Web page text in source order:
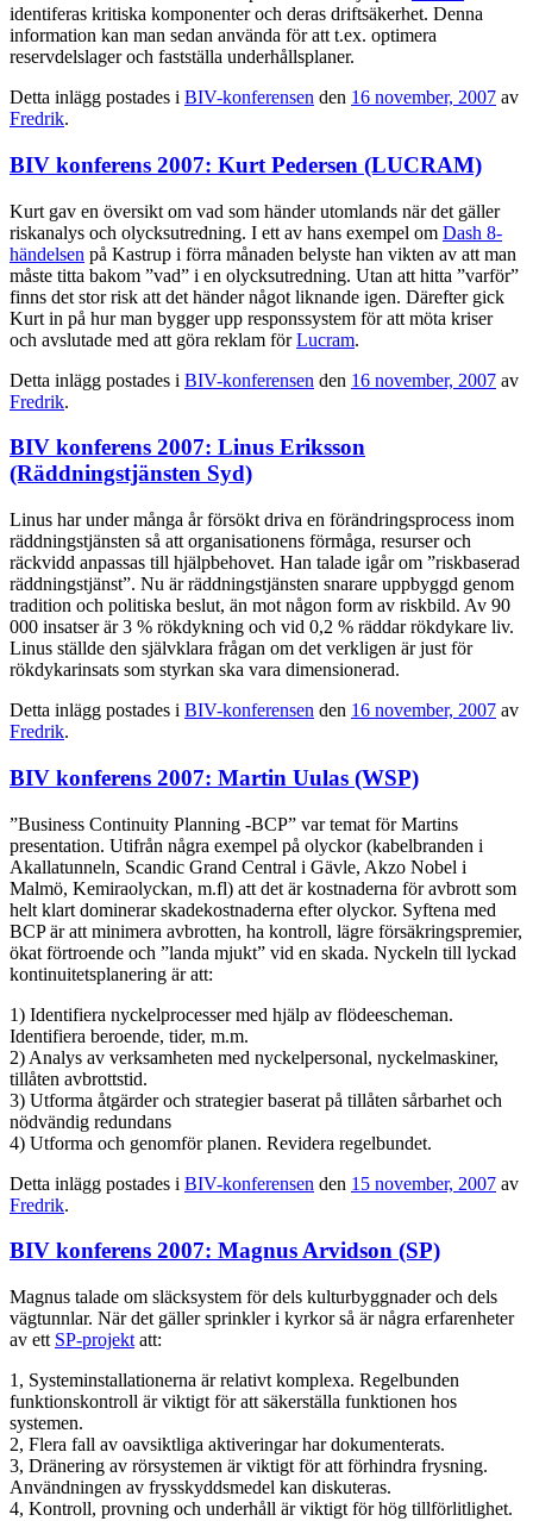
identiferas kritiska komponenter och deras driftsäkerhet. Denna
information kan man sedan använda för att t.ex. optimera
reservdelslager och fastställa underhållsplaner.
Detta inlägg postades i BIV-konferensen den 16 november, 2007 av
Fredrik.
BIV konferens 2007: Kurt Pedersen (LUCRAM)
Kurt gav en översikt om vad som händer utomlands när det gäller
riskanalys och olycksutredning. I ett av hans exempel om Dash 8-
händelsen på Kastrup i förra månaden belyste han vikten av att man
måste titta bakom ”vad” i en olycksutredning. Utan att hitta ”varför”
finns det stor risk att det händer något liknande igen. Därefter gick
Kurt in på hur man bygger upp responssystem för att möta kriser
och avslutade med att göra reklam förLucram.
Detta inlägg postades i BIV-konferensen den 16 november, 2007 av
Fredrik.
BIV konferens 2007: Linus Eriksson
(Räddningstjänsten Syd)
Linus har under många år försökt driva en förändringsprocess inom
räddningstjänsten så att organisationens förmåga, resurser och
räckvidd anpassas till hjälpbehovet. Han talade igår om ”riskbaserad
räddningstjänst”. Nu är räddningstjänsten snarare uppbyggd genom
tradition och politiska beslut, än mot någon form av riskbild. Av 90
000 insatser är 3 % rökdykning och vid 0,2 % räddar rökdykare liv.
Linus ställde den självklara frågan om det verkligen är just för
rökdykarinsats som styrkan ska vara dimensionerad.
Detta inlägg postades i BIV-konferensen den 16 november, 2007 av
Fredrik.
BIV konferens 2007: Martin Uulas (WSP)
”Business Continuity Planning -BCP” var temat för Martins
presentation. Utifrån några exempel på olyckor (kabelbranden i
Akallatunneln, Scandic Grand Central i Gävle, Akzo Nobel i
Malmö, Kemiraolyckan, m.fl) att det är kostnaderna för avbrott som
helt klart dominerar skadekostnaderna efter olyckor. Syftena med
BCP är att minimera avbrotten, ha kontroll, lägre försäkringspremier,
ökat förtroende och ”landa mjukt” vid en skada. Nyckeln till lyckad
kontinuitetsplanering är att:
1) Identifiera nyckelprocesser med hjälp av flödeescheman.
Identifiera beroende, tider, m.m.
2) Analys av verksamheten med nyckelpersonal, nyckelmaskiner,
tillåten avbrottstid.
3) Utforma åtgärder och strategier baserat på tillåten sårbarhet och
nödvändig redundans
4) Utforma och genomför planen. Revidera regelbundet.
Detta inlägg postades i BIV-konferensen den 15 november, 2007 av
Fredrik.
BIV konferens 2007: Magnus Arvidson (SP)
Magnus talade om släcksystem för dels kulturbyggnader och dels
vägtunnlar. När det gäller sprinkler i kyrkor så är några erfarenheter
av ett SP-projekt att:
1, Systeminstallationerna är relativt komplexa. Regelbunden
funktionskontroll är viktigt för att säkerställa funktionen hos
systemen.
2, Flera fall av oavsiktliga aktiveringar har dokumenterats.
3, Dränering av rörsystemen är viktigt för att förhindra frysning.
Användningen av frysskyddsmedel kan diskuteras.
4, Kontroll, provning och underhåll är viktigt för hög tillförlitlighet.